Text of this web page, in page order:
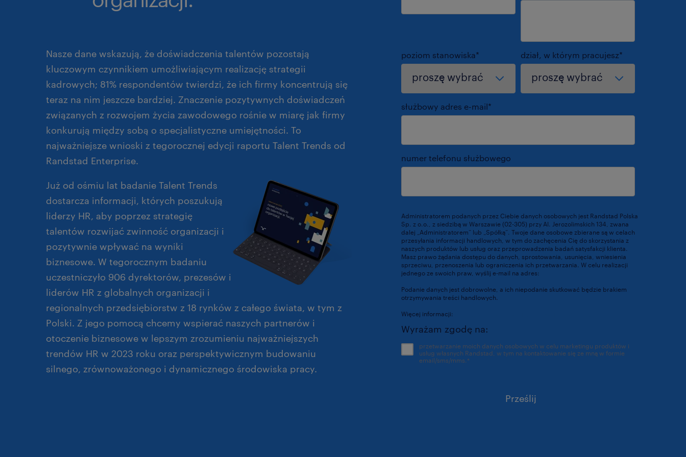
Nasze dane wskazują, że doświadczenia talentów pozostają
kluczowym czynnikiem umożliwiającym realizację strategii
kadrowych; 81% respondentów twierdzi, że ich firmy koncentrują się
teraz na nim jeszcze bardziej. Znaczenie pozytywnych doświadczeń
związanych z rozwojem życia zawodowego rośnie w miarę jak firmy
konkurują między sobą o specjalistyczne umiejętności. To
najważniejsze wnioski z tegorocznej edycji raportu Talent Trends od
Randstad Enterprise.
Już od ośmiu lat badanie Talent Trends
dostarcza informacji, których poszukują
liderzy HR, aby poprzez strategię
talentów rozwijać zwinność organizacji i
pozytywnie wpływać na wyniki
biznesowe. W tegorocznym badaniu
uczestniczyło 906 dyrektorów, prezesów i
liderów HR z globalnych organizacji i
regionalnych przedsiębiorstw z 18 rynków z całego świata, w tym z
Polski. Z jego pomocą chcemy wspierać naszych partnerów i
otoczenie biznesowe w lepszym zrozumieniu najważniejszych
trendów HR w 2023 roku oraz perspektywicznym budowaniu
silnego, zrównoważonego i dynamicznego środowiska pracy.
poziom stanowiska* dział, w którym pracujesz*
służbowy adres e-mail*
numer telefonu służbowego
Administratorem podanych przez Ciebie danych osobowych jest Randstad Polska
Sp. z o.o., z siedzibą w Warszawie (02-305) przy Al. Jerozolimskich 134, zwana
dalej „Administratorem” lub „Spółką”. Twoje dane osobowe zbierane są w celach
przesyłania informacji handlowych, w tym do zachęcenia Cię do skorzystania z
naszych produktów lub usług oraz przeprowadzenia badań satysfakcji klienta.
Masz prawo żądania dostępu do danych, sprostowania, usunięcia, wniesienia
sprzeciwu, przenoszenia lub ograniczenia ich przetwarzania. W celu realizacji
jednego ze swoich praw, wyślij e-mail na adres:
Podanie danych jest dobrowolne, a ich niepodanie skutkować będzie brakiem
otrzymywania treści handlowych.
Więcej informacji:
Wyrażam zgodę na:
przetwarzanie moich danych osobowych w celu marketingu produktów i
usług własnych Randstad, w tym na kontaktowanie się ze mną w formie
email/sms/mms. *